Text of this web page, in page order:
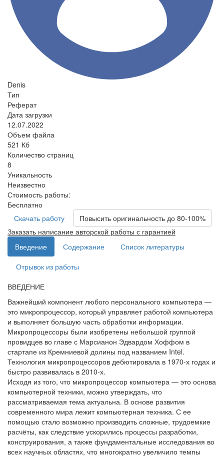
Denis
Тип
Реферат
Дата загрузки
12.07.2022
Объем файла
521 Кб
Количество страниц
8
Уникальность
Неизвестно
Стоимость работы:
Бесплатно
Скачать работу
Повысить оригинальность до 80-100%
Заказать написание авторской работы с гарантией
Введение
Содержание
Список литературы
Отрывок из работы
ВВЕДЕНИЕ
Важнейший компонент любого персонального компьютера —
это микропроцессор, который управляет работой компьютера
и выполняет большую часть обработки информации.
Микропроцессоры были изобретены небольшой группой
провидцев во главе с Марсианон Эдвардом Хоффом в
стартапе из Кремниевой долины под названием Intel.
Технология микропроцессоров дебютировала в 1970-х годах и
быстро развивалась в 2010-х.
Исходя из того, что микропроцессор компьютера — это основа
компьютерной техники, можно утверждать, что
рассматриваемая тема актуальна. В основе развития
современного мира лежит компьютерная техника. С ее
помощью стало возможно производить сложные, трудоемкие
расчёты, как следствие ускорились процессы разработки,
конструирования, а также фундаментальные исследования во
всех научных областях, что многократно увеличило темпы